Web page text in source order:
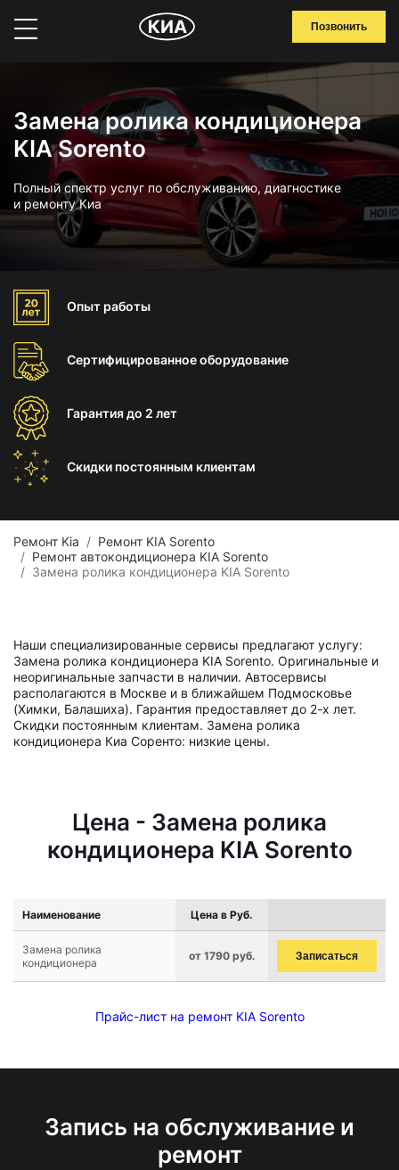
Позвонить
Замена ролика кондиционера
KIA Sorento
Полный спектр услуг по обслуживанию, диагностике
и ремонту Киа
Опыт работы
Сертифицированноеоборудование
Гарантиядо 2 лет
Скидки постоянным клиентам
Ремонт Kia
Ремонт KIA Sorento
Ремонт автокондиционера KIA Sorento
Замена ролика кондиционера KIA Sorento
Наши специализированные сервисы предлагают услугу:
Замена ролика кондиционера KIA Sorento. Оригинальные и
неоригинальные запчасти в наличии. Автосервисы
располагаются в Москве и в ближайшем Подмосковье
(Химки, Балашиха). Гарантия предоставляет до 2-х лет.
Скидки постоянным клиентам. Замена ролика
кондиционера Киа Соренто: низкие цены.
Цена - Замена ролика
кондиционера KIA Sorento
Наименование Цена в Руб.
Замена ролика
кондиционера
от 1790 руб. Записаться
Прайс-лист на ремонт KIA Sorento
Запись на обслуживание и
ремонт